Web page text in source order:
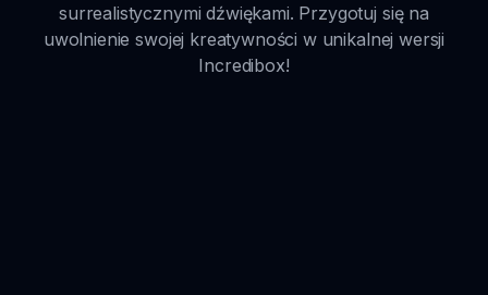
surrealistycznymi dźwiękami. Przygotuj się na
uwolnienie swojej kreatywności w unikalnej wersji
Incredibox!